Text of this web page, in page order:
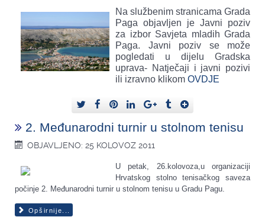
Na službenim stranicama Grada
Paga objavljen je Javni poziv
za izbor Savjeta mladih Grada
Paga. Javni poziv se može
pogledati u dijelu Gradska
uprava- Natječaji i javni pozivi
ili izravno klikom OVDJE
2. Međunarodni turnir u stolnom tenisu
OBJAVLJENO: 25 KOLOVOZ 2011
U petak, 26.kolovoza,u organizaciji
Hrvatskog stolno tenisačkog saveza
počinje 2. Međunarodni turnir u stolnom tenisu u Gradu Pagu.
Opširnije...